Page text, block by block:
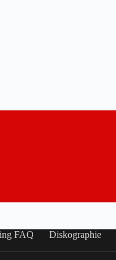
FAQ Diskographie